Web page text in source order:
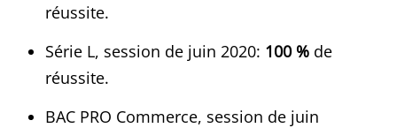
réussite.
Série L, session de juin 2020: 100 % de
réussite.
BAC PRO Commerce, session de juin